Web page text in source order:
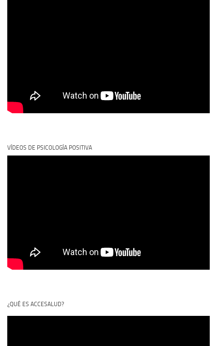
VÍDEOS DE PSICOLOGÍA POSITIVA
¿QUÉ ES ACCESALUD?